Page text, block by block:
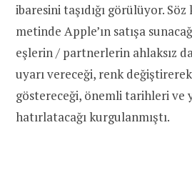
ibaresini taşıdığı görülüyor.
metinde Apple’ın satışa
eşlerin / partnerlerin ahlaksız
uyarı vereceği, renk
göstereceği, önemli tarihleri ve
hatırlatacağı kurgulanmıştı.